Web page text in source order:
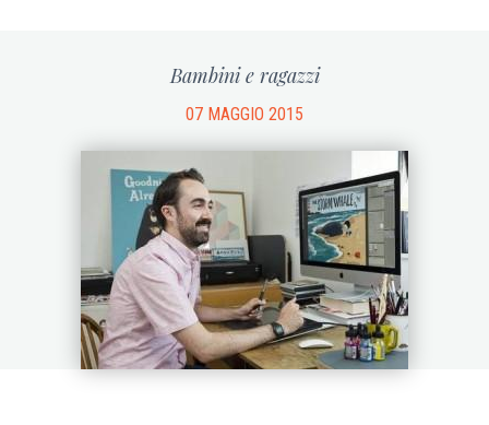
Bambini e ragazzi
07 MAGGIO 2015